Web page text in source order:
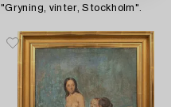
"Gryning, vinter, Stockholm".